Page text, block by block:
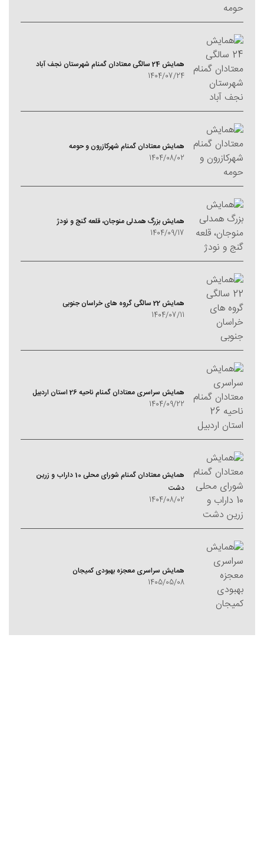
همایش 24 سالگی معتادان گمنام شهرستان نجف آباد
1404/07/24
همایش معتادان گمنام شهرکازرون و حومه
1404/08/02
همایش بزرگ همدلی منوجان، قلعه گنج و نودژ
1404/09/17
همایش 22 سالگی گروه های خراسان جنوبی
1404/07/11
همایش سراسری معتادان گمنام ناحیه 26 استان اردبیل
1404/09/22
همایش معتادان گمنام شورای محلی 10 داراب و زرین
دشت
1404/08/02
همایش سراسری معجزه بهبودی کمیجان
1405/05/08